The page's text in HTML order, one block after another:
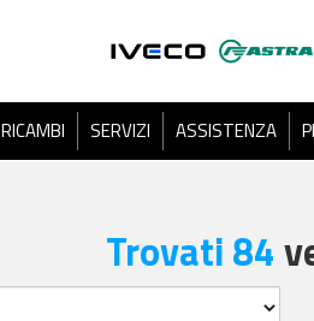
RICAMBI SERVIZI ASSISTENZA
Trovati 84